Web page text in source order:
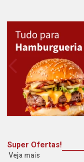
Super Ofertas!
Veja mais